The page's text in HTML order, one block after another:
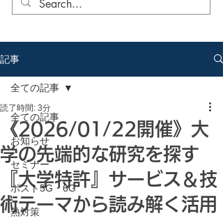
記事
全ての記事
お知らせ
セミナー
ポスト5G・6G
熱対策
全ての記事
《2026/01/22開催》大
学の先端的な研究を探す
『大学特許』サービス＆技
術テーマから読み解く活用
読了時間: 3分